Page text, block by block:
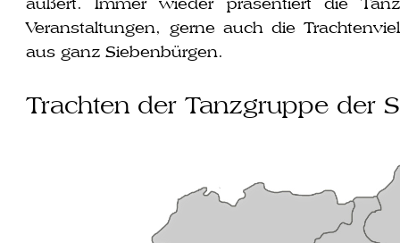
Veranstaltungen, ger­ne auch die
aus ganz Siebenbürgen.
Trachten der Tanzgruppe der